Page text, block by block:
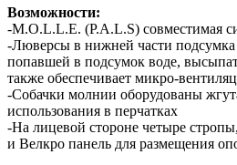
Возможности:
-M.O.L.L.E. (P.A.L.S) совместимая
-Люверсы в нижней части подсумка
попавшей в подсумок воде,
также обеспечивает микро-
-Собачки молнии оборудованы
использования в перчатках
-На лицевой стороне четыре
и Велкро панель для размещения